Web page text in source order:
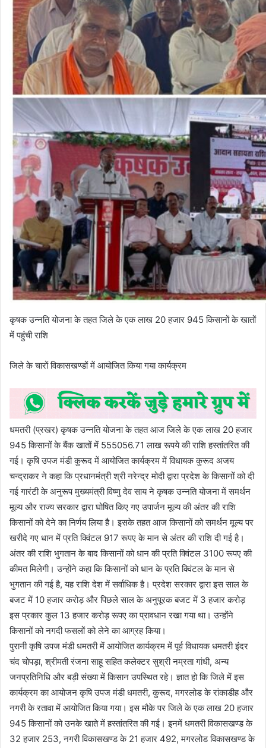
कृषक उन्नति योजना के तहत जिले के एक लाख 20 हजार 945 किसानों के खातों
में पहुंची राशि
जिले के चारों विकासखण्डों में आयोजित किया गया कार्यक्रम
धमतरी (प्रखर) कृषक उन्नति योजना के तहत आज जिले के एक लाख 20 हजार
945 किसानों के बैंक खातों में 555056.71 लाख रूपये की राशि हस्तांतरित की
गई। कृषि उपज मंडी कुरूद में आयोजित कार्यक्रम में विधायक कुरूद अजय
चन्द्राकर ने कहा कि प्रधानमंत्री श्री नरेन्द्र मोदी द्वारा प्रदेश के किसानों को दी
गई गारंटी के अनुरूप मुख्यमंत्री विष्णु देव साय ने कृषक उन्नति योजना में समर्थन
मूल्य और राज्य सरकार द्वारा घोषित किए गए उपार्जन मूल्य की अंतर की राशि
किसानों को देने का निर्णय लिया है। इसके तहत आज किसानों को समर्थन मूल्य पर
खरीदे गए धान में प्रति क्विंटल 917 रूपए के मान से अंतर की राशि दी गई है।
अंतर की राशि भुगतान के बाद किसानों को धान की प्रति क्विंटल 3100 रूपए की
कीमत मिलेगी। उन्होंने कहा कि किसानों को धान के प्रति क्विंटल के मान से
भुगतान की गई है, यह राशि देश में सर्वाधिक है। प्रदेश सरकार द्वारा इस साल के
बजट में 10 हजार करोड़ और पिछले साल के अनुपूरक बजट में 3 हजार करोड़
इस प्रकार कुल 13 हजार करोड़ रूपए का प्रावधान रखा गया था। उन्होंने
किसानों को नगदी फसलों को लेने का आग्रह किया।
पुरानी कृषि उपज मंडी धमतरी में आयोजित कार्यक्रम में पूर्व विधायक धमतरी इंदर
चंद चोपड़ा, श्रीमती रंजना साहू सहित कलेक्टर सुश्री नम्रता गांधी, अन्य
जनप्रतिनिधि और बड़ी संख्या में किसान उपस्थित रहे। ज्ञात हो कि जिले में इस
कार्यक्रम का आयोजन कृषि उपज मंडी धमतरी, कुरूद, मगरलोड के रांकाडीह और
नगरी के रतावा में आयोजित किया गया। इस मौके पर जिले के एक लाख 20 हजार
945 किसानों को उनके खाते में हस्तांतरित की गई। इनमें धमतरी विकासखण्ड के
32 हजार 253, नगरी विकासखण्ड के 21 हजार 492, मगरलोड विकासखण्ड के